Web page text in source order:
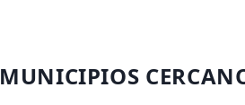
MUNICIPIOS